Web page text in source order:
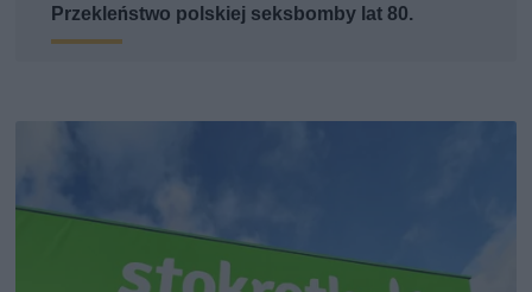
Przekleństwo polskiej seksbomby lat 80.